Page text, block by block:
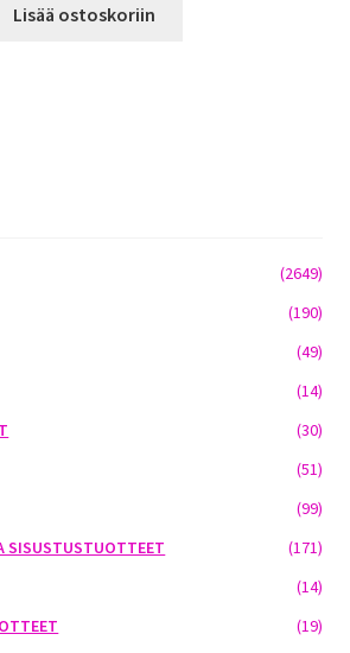
Lisää ostoskoriin
(2649)
(190)
(49)
(14)
(30)
(51)
(99)
SISUSTUSTUOTTEET
(171)
(14)
(19)